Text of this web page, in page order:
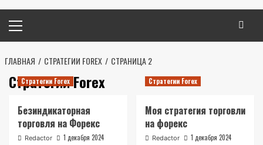
меню
ГЛАВНАЯ СТРАТЕГИИ FOREX СТРАНИЦА 2
Стратегии Forex
Стратегии Forex
Безиндикаторная
торговля на Форекс
Redactor 1 декабря 2024
Стратегии Forex
Моя стратегия торговли
на форекс
Redactor 1 декабря 2024